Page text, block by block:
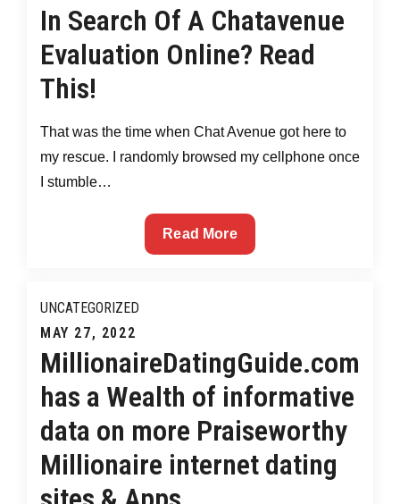
Ignored
For
Black
on
In Search Of A Chatavenue
Evaluation Online? Read
This!
That was the time when Chat Avenue got here to
my rescue. I randomly browsed my cellphone once
I stumble…
In
Search
Evaluation
Online?
Read
Read More
UNCATEGORIZED
Posted
on
MAY 27, 2022
MillionaireDatingGuide.com
has a Wealth of informative
data on more Praiseworthy
Millionaire internet dating